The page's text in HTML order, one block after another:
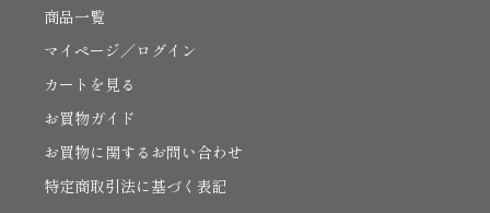
商品一覧
マイページ／ログイン
カートを見る
お買物ガイド
お買物に関するお問い合わせ
特定商取引法に基づく表記